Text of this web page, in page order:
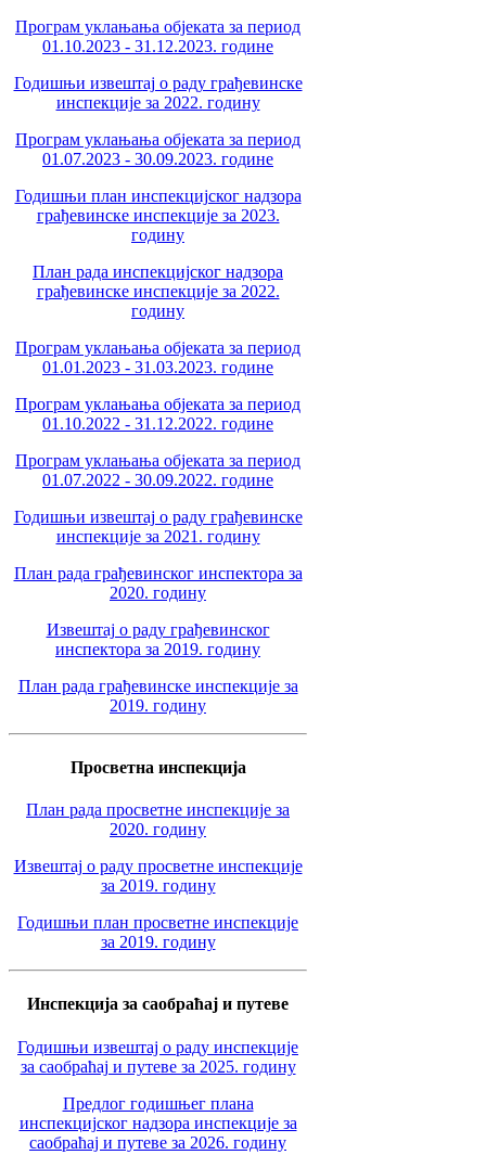
Програм уклањања објеката за период
01.10.2023 - 31.12.2023. године
Годишњи извештај о раду грађевинске
инспекције за 2022. годину
Програм уклањања објеката за период
01.07.2023 - 30.09.2023. године
Годишњи план инспекцијског надзора
грађевинске инспекције за 2023.
годину
План рада инспекцијског надзора
грађевинске инспекције за 2022.
годину
Програм уклањања објеката за период
01.01.2023 - 31.03.2023. године
Програм уклањања објеката за период
01.10.2022 - 31.12.2022. године
Програм уклањања објеката за период
01.07.2022 - 30.09.2022. године
Годишњи извештај о раду грађевинске
инспекције за 2021. годину
План рада грађевинског инспектора за
2020. годину
Извештај о раду грађевинског
инспектора за 2019. годину
План рада грађевинске инспекције за
2019. годину
Просветна инспекција
План рада просветне инспекције за
2020. годину
Извештај о раду просветне инспекције
за 2019. годину
Годишњи план просветне инспекције
за 2019. годину
Инспекција за саобраћај и путеве
Годишњи извештај о раду инспекције
за саобраћај и путеве за 2025. годину
Предлог годишњег плана
инспекцијског надзора инспекције за
саобраћај и путеве за 2026. годину